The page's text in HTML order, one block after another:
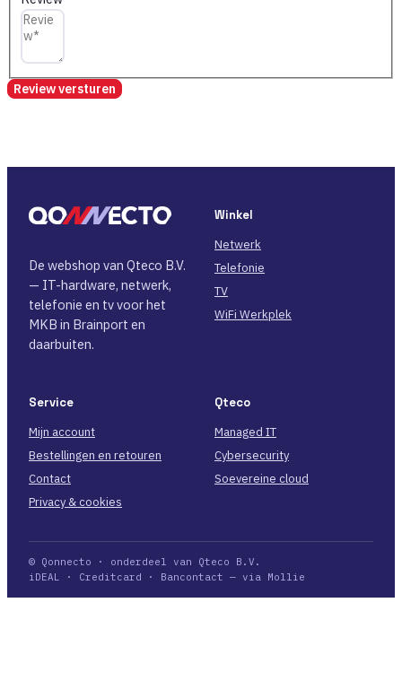
Review versturen
De webshop van Qteco B.V.
— IT-hardware, netwerk,
telefonie en tv voor het
MKB in Brainport en
daarbuiten.
Winkel
Netwerk
Telefonie
TV
WiFi Werkplek
Service
Mijn account
Bestellingen en retouren
Contact
Privacy & cookies
Qteco
Managed IT
Cybersecurity
Soevereine cloud
© Qonnecto · onderdeel van Qteco B.V.
iDEAL · Creditcard · Bancontact — via Mollie